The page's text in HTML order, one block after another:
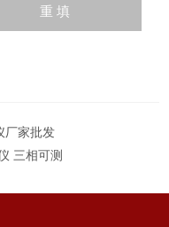
厂家批发
三相可测